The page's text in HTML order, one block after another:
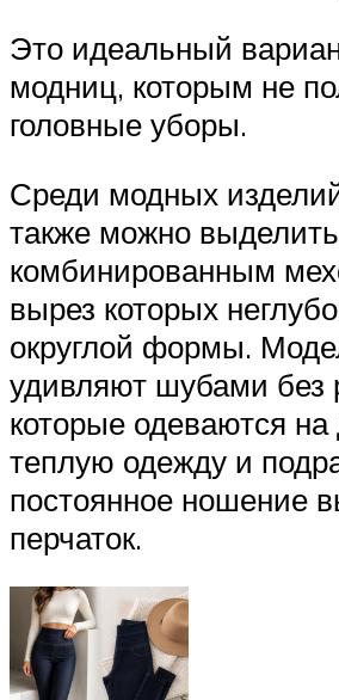
Это идеальный
модниц, которым не
головные уборы.
Среди модных
также можно
комбинированным
вырез которых
округлой формы.
удивляют шубами без
которые одеваются на
теплую одежду и
постоянное ношение
перчаток.